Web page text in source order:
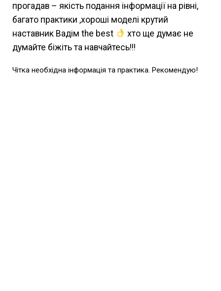
прогадав – якість подання інформації на рівні,
багато практики ,хороші моделі крутий
наставник Вадім the best
хто ще думає не
думайте біжіть та навчайтесь!!!
Чітка необхідна інформація та практика. Рекомендую!